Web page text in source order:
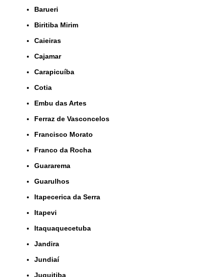
Barueri
Biritiba Mirim
Caieiras
Cajamar
Carapicuíba
Cotia
Embu das Artes
Ferraz de Vasconcelos
Francisco Morato
Franco da Rocha
Guararema
Guarulhos
Itapecerica da Serra
Itapevi
Itaquaquecetuba
Jandira
Jundiaí
Juquitiba